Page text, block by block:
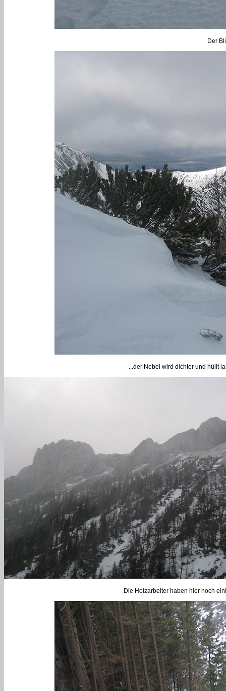
Der
...der Nebel wird dichter und hüllt
Die Holzarbeiter haben hier noch